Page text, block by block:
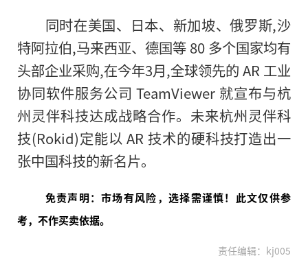
同时在美国、日本、新加坡、俄罗斯,沙
特阿拉伯,马来西亚、德国等 80 多个国家均有
头部企业采购,在今年3月,全球领先的 AR 工业
协同软件服务公司 TeamViewer 就宣布与杭
州灵伴科技达成战略合作。未来杭州灵伴科
技(Rokid)定能以 AR 技术的硬科技打造出一
张中国科技的新名片。
免责声明：市场有风险，选择需谨慎！此文仅供参
考，不作买卖依据。
责任编辑：kj005